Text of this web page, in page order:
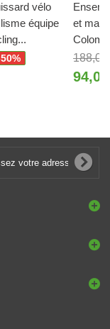
vélo
équipe
et
188,00